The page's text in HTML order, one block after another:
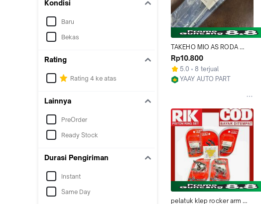
Kondisi
Baru
Bekas
Rating
Rating 4 ke atas
Lainnya
PreOrder
Ready Stock
Durasi Pengiriman
Instant
Same Day
TAKEHO MIO AS RODA
DEPAN MUR ARM MOTOR
SPORTY SOUL JUPITER
VEGA NOUVO
Rp10.800
5.0
8 terjual
YAAY AUTO PART
pelatuk klep rocker arm